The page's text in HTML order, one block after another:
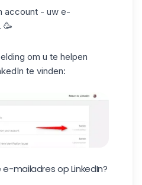
account - uw e-
🥳
om u te helpen
te vinden:
mailadres op LinkedIn?